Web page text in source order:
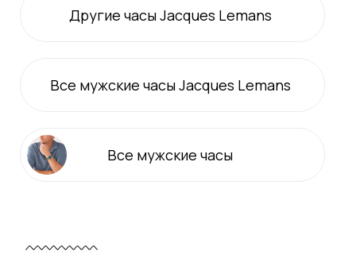
Другие часы Jacques Lemans
Все мужские часы Jacques Lemans
Все мужские часы